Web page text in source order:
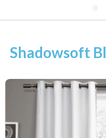
Shadowsoft